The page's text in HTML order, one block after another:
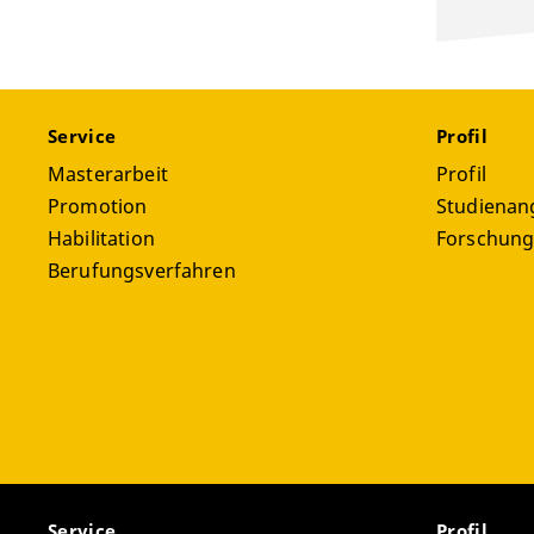
Service
Masterarbeit
Promotion
Habilitation
Berufungsverfahren
Profil
Profil
Forschung